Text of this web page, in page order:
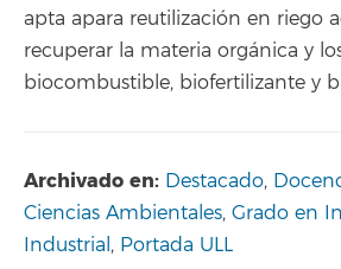
apta apara reutilización en riego
recuperar la materia orgánica y
biocombustible, biofertilizante y
Archivado en: Destacado,
Ciencias Ambientales, Grado en
Industrial , Portada ULL